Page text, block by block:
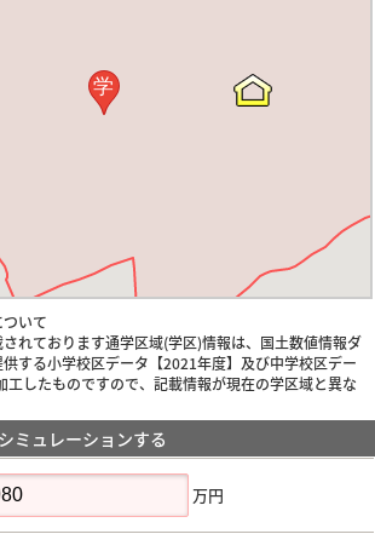
学
いて
れております通学区域(学区)情報は、国土数値情報ダ
する小学校区データ【2021年度】及び中学校区デー
工したものですので、記載情報が現在の学区域と異な
ミュレーションする
万円